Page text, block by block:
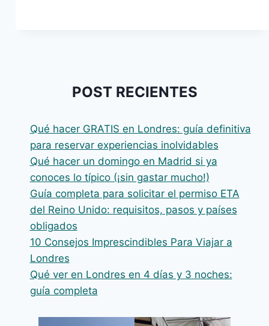
POST RECIENTES
Qué hacer GRATIS en Londres: guía definitiva
para reservar experiencias inolvidables
Qué hacer un domingo en Madrid si ya
conoces lo típico (¡sin gastar mucho!)
Guía completa para solicitar el permiso ETA
del Reino Unido: requisitos, pasos y países
obligados
10 Consejos Imprescindibles Para Viajar a
Londres
Qué ver en Londres en 4 días y 3 noches:
guía completa